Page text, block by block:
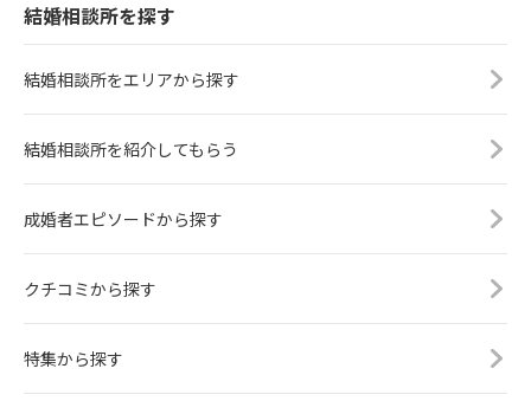
結婚相談所を探す
結婚相談所をエリアから探す
結婚相談所を紹介してもらう
成婚者エピソードから探す
クチコミから探す
特集から探す